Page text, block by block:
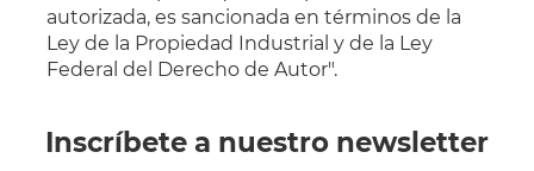
autorizada, es sancionada en términos de la
Ley de la Propiedad Industrial y de la Ley
Federal del Derecho de Autor".
Inscríbete a nuestro newsletter